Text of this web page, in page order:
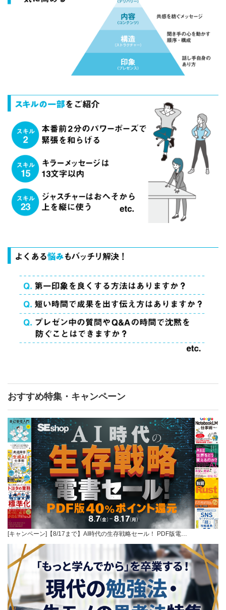
おすすめ特集・キャンペーン
[キャンペーン]【8/17まで】AI時代の生存戦略セール！ PDF版電…